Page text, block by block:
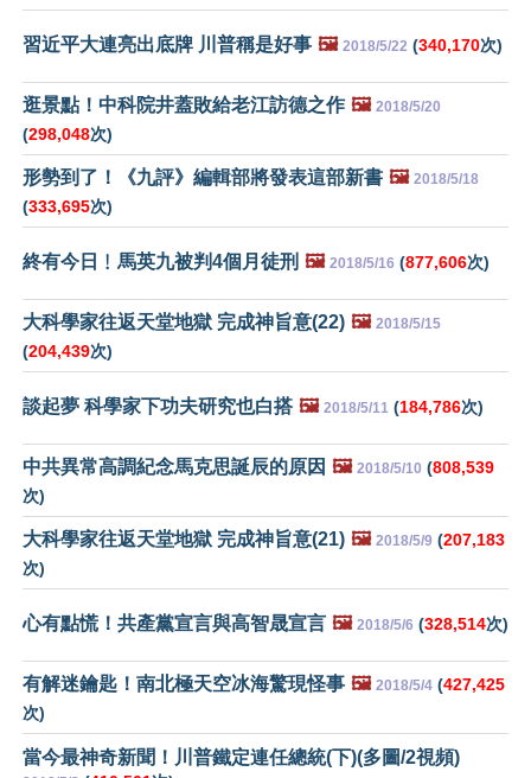
習近平大連亮出底牌 川普稱是好事 🖼️ 2018/5/22 (340,170次)
逛景點！中科院井蓋敗給老江訪德之作 🖼️ 2018/5/20
(298,048次)
形勢到了！《九評》編輯部將發表這部新書 🖼️ 2018/5/18
(333,695次)
終有今日﹗馬英九被判4個月徒刑 🖼️ 2018/5/16 (877,606次)
大科學家往返天堂地獄 完成神旨意(22) 🖼️ 2018/5/15
(204,439次)
談起夢 科學家下功夫研究也白搭 🖼️ 2018/5/11 (184,786次)
中共異常高調紀念馬克思誕辰的原因 🖼️ 2018/5/10 (808,539
次)
大科學家往返天堂地獄 完成神旨意(21) 🖼️ 2018/5/9 (207,183
次)
心有點慌！共產黨宣言與高智晟宣言 🖼️ 2018/5/6 (328,514次)
有解迷鑰匙！南北極天空冰海驚現怪事 🖼️ 2018/5/4 (427,425
次)
當今最神奇新聞！川普鐵定連任總統(下)(多圖/2視頻)